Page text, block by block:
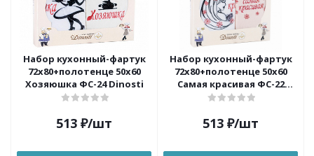
Набор кухонный-фартук
72х80+полотенце 50х60
Хозяюшка ФС-24 Dinosti
513 ₽/шт
Набор кухонный-фартук
72х80+полотенце 50х60
Самая красивая ФС-22
Dinosti
513 ₽/шт